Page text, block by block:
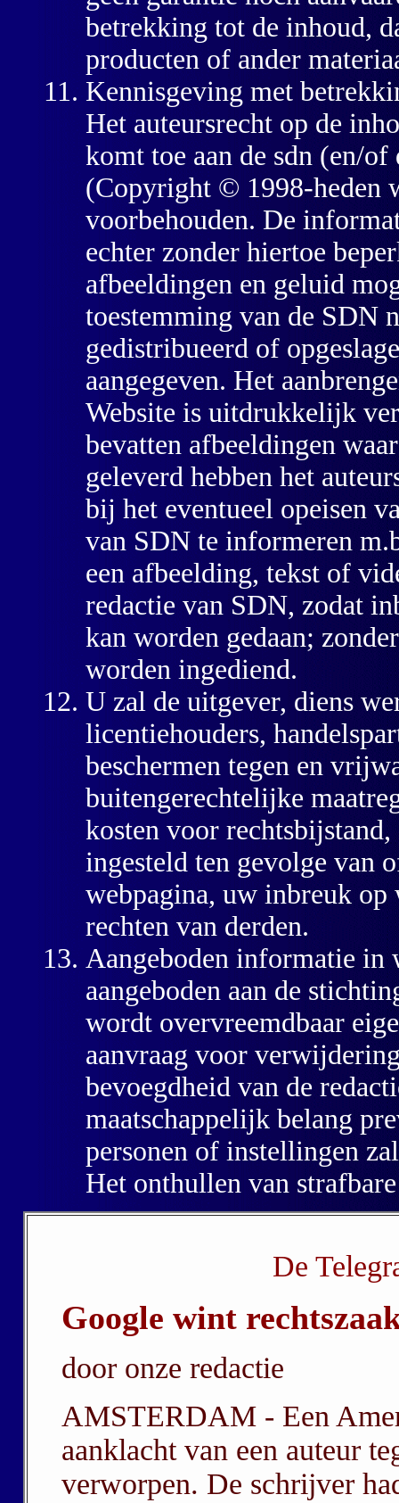
betrekking tot de inhoud,
producten of ander
Kennisgeving met
Het auteursrecht op de
komt toe aan de sdn (en/
(Copyright © 1998-heden
voorbehouden. De
echter zonder hiertoe
afbeeldingen en geluid
toestemming van de SDN
gedistribueerd of
aangegeven. Het
Website is uitdrukkelijk
bevatten afbeeldingen
geleverd hebben het
bij het eventueel opeisen
van SDN te informeren
een afbeelding, tekst of
redactie van SDN, zodat
kan worden gedaan;
worden ingediend.
U zal de uitgever, diens
licentiehouders,
beschermen tegen en
buitengerechtelijke
kosten voor
ingesteld ten gevolge van
webpagina, uw inbreuk
rechten van derden.
Aangeboden informatie in
aangeboden aan de
wordt overvreemdbaar
aanvraag voor
bevoegdheid van de
maatschappelijk belang
personen of instellingen
Het onthullen van
De
Google wint
door onze redactie
AMSTERDAM - Een
aanklacht van een auteur
verworpen. De schrijver